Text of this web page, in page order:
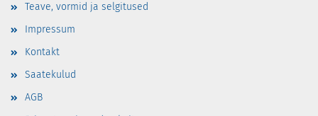
Teave, vormid ja selgitused
Impressum
Kontakt
Saatekulud
AGB